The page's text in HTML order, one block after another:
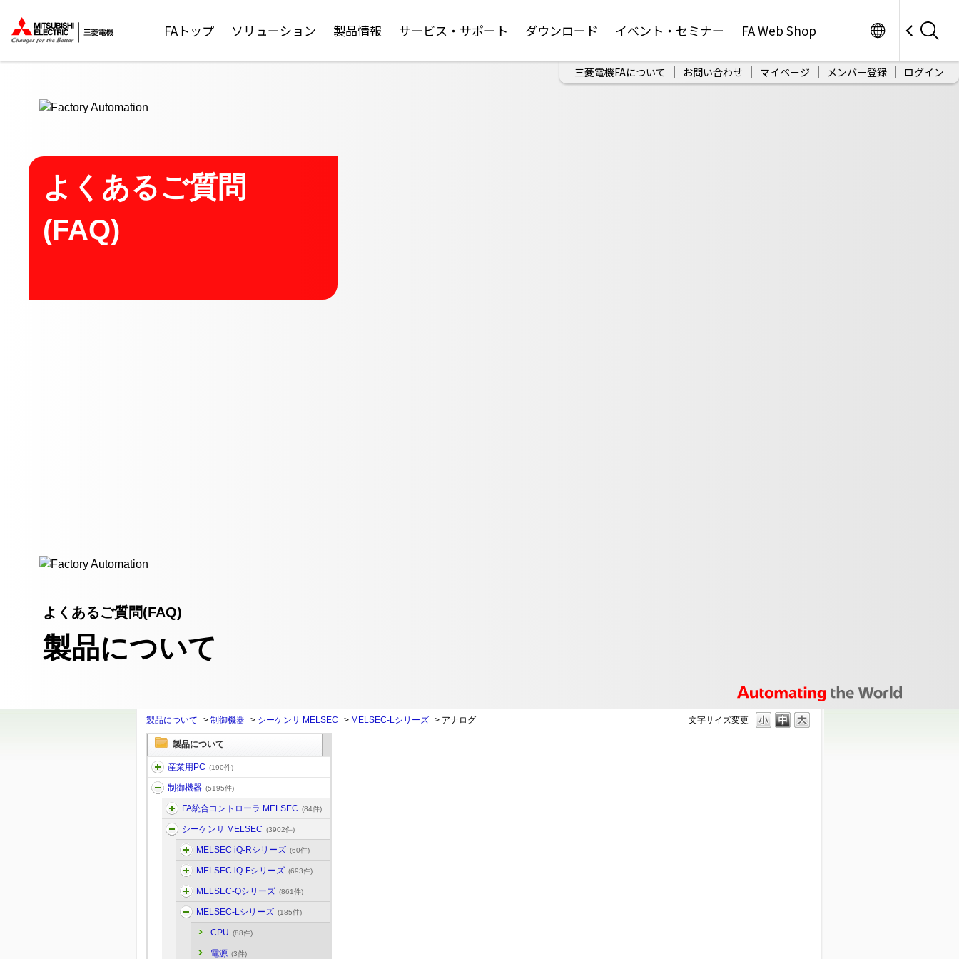
FAトップ ソリューション 製品情報 サービス・サポート ダウンロード イベント・セミナー FA Web Shop
三菱電機FAについて お問い合わせ マイページ メンバー登録 ログイン
よくあるご質問
(FAQ)
よくあるご質問(FAQ)
製品について
文字サイズ変更
製品について > 制御機器 > シーケンサ MELSEC > MELSEC-Lシリーズ > アナログ
製品について
産業用PC (190件)
制御機器 (5195件)
FA統合コントローラ MELSEC (84件)
シーケンサ MELSEC (3902件)
MELSEC iQ-Rシリーズ (60件)
MELSEC iQ-Fシリーズ (693件)
MELSEC-Qシリーズ (861件)
MELSEC-Lシリーズ (185件)
CPU (88件)
電源 (3件)